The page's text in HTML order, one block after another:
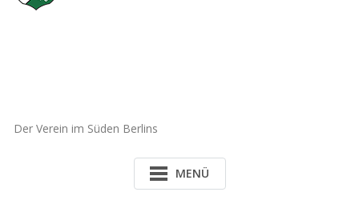
Der Verein im Süden Berlins
MENÜ